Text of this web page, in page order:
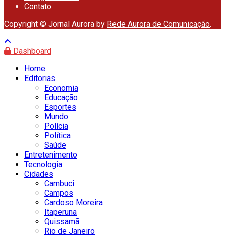
Contato
Copyright © Jornal Aurora by Rede Aurora de Comunicação.
Dashboard
Home
Editorias
Economia
Educação
Esportes
Mundo
Polícia
Política
Saúde
Entretenimento
Tecnologia
Cidades
Cambuci
Campos
Cardoso Moreira
Itaperuna
Quissamã
Rio de Janeiro